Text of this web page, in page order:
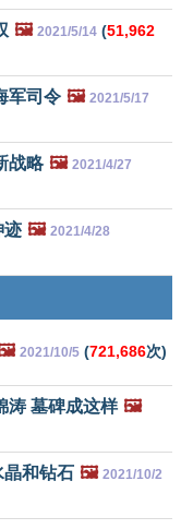
🖼️ 2021/5/14 (51,962
军司令 🖼️ 2021/5/17
战略 🖼️ 2021/4/27
迹 🖼️ 2021/4/28
2021/10/5 (721,686次)
涛 墓碑成这样 🖼️
晶和钻石 🖼️ 2021/10/2